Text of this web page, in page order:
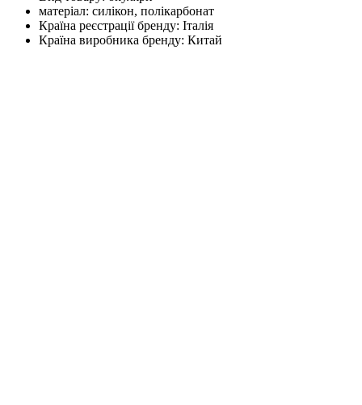
матеріал: силікон, полікарбонат
Країна реєстрації бренду: Італія
Країна виробника бренду: Китай